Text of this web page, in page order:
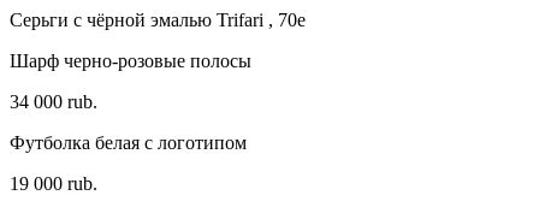
Серьги с чёрной эмалью Trifari , 70e
Шарф черно-розовые полосы
34 000 rub.
Футболка белая с логотипом
19 000 rub.